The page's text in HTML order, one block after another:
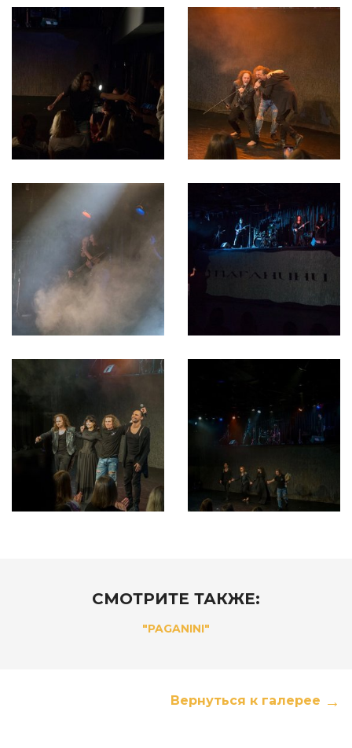
СМОТРИТЕ ТАКЖЕ:
"PAGANINI"
Вернуться к галерее